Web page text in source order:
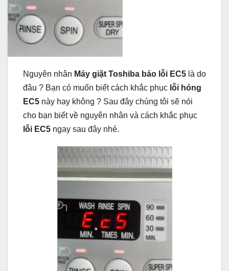
Nguyên nhân Máy giặt Toshiba báo lỗi EC5 là do
đâu ? Bạn có muốn biết cách khắc phục lỗi hỏng
EC5 này hay không ? Sau đây chúng tôi sẽ nói
cho bạn biết về nguyên nhân và cách khắc phục
lỗi EC5 ngay sau đây nhé.